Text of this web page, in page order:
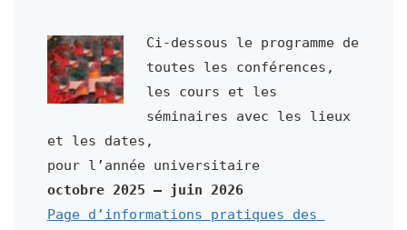
Ci-dessous le programme de
toutes les conférences,
les cours et les
séminaires avec les lieux
et les dates,
pour l’année universitaire
octobre 2025 – juin 2026
Page d’informations pratiques des